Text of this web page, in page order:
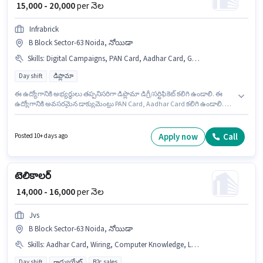
₹ 15,000 - 20,000per నెల
Infrabrick
B Block Sector-63 Noida, నోయిడా
Skills: Digital Campaigns, PAN Card, Aadhar Card, Google AdWords, SEO, Social Media
Day shift డిప్లొమా
ఈ ఉద్యోగానికి అభ్యర్థులు తప్పనిసరిగా డిప్లొమా డిగ్రీ/సర్టిఫికెట్ కలిగి ఉండాలి. ఈ
ఉద్యోగానికి అవసరమైన డాక్యుమెంట్లు PAN Card, Aadhar Card కలిగి ఉండాలి. ఈ
Media వంటి నైపుణ్యాలు ఉండాలి. ఈ ఉద్యోగం 6 - 12 నెలలు సంవత్సరాల
అనుభవం ఉన్న వారికి కోసం అనుకూలంగా ఉంటుంది. మీరు నెలకు ₹20000 వరకు
Posted 10+ days ago Apply now Call
టెలికాలర్
₹ 14,000 - 16,000per నెల
Jvs
B Block Sector-63 Noida, నోయిడా
Skills: Aadhar Card, Wiring, Computer Knowledge, Lead Generation, PAN Card, Communication Skill, Bank Account, Outbound/Cold Calling, Domestic Calling